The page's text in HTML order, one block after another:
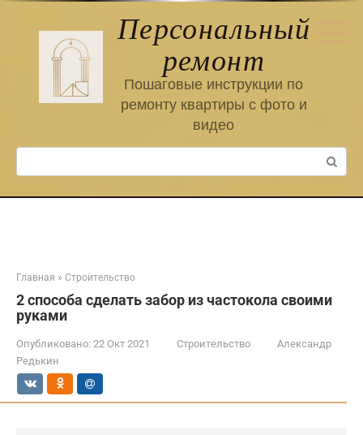
Персональный
ремонт
Пошаговые инструкции по
ремонту квартиры с фото и
видео
Поиск:
Главная » Строительство
2 способа сделать забор из частокола своими
руками
Опубликовано: 22 Окт 2021 Строительство
Александр
Редькин